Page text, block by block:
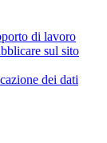
di lavoro
sul sito
dei dati